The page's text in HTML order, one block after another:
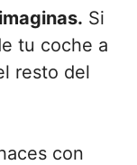
Si
tu coche a
resto del
con